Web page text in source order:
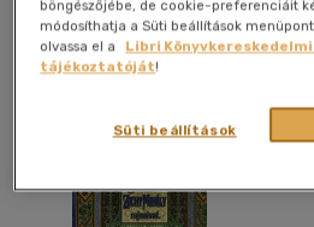
böngészőjébe, de cookie-preferenciáit
módosíthatja a Süti beállítások
olvassa el a
Libri
tájékoztatóját!
Süti beállítások